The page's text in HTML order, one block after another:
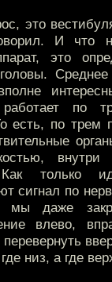
это
И что
это
по
есть, по трем
внутри
Как только
сигнал по
мы даже
влево,
низ, а где